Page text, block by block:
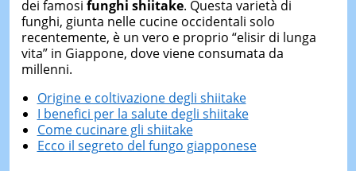
dei famosi funghi shiitake. Questa varietà di
funghi, giunta nelle cucine occidentali solo
recentemente, è un vero e proprio “elisir di lunga
vita” in Giappone, dove viene consumata da
millenni.
Origine e coltivazione degli shiitake
I benefici per la salute degli shiitake
Come cucinare gli shiitake
Ecco il segreto del fungo giapponese